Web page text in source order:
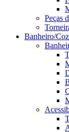
Peças
Banheiro/